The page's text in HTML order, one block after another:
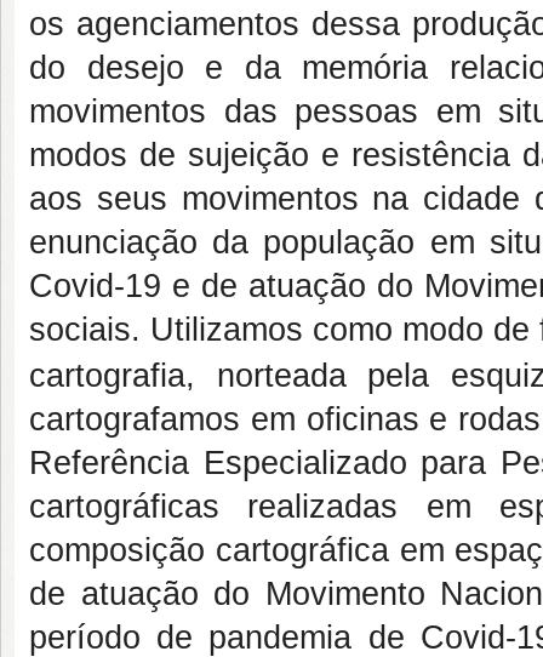
os agenciamentos dessa
do desejo e da memória
movimentos das pessoas em
modos de sujeição e resistência
aos seus movimentos na
enunciação da população em
Covid-19 e de atuação do
sociais. Utilizamos como modo
cartografia, norteada pela
cartografamos em oficinas e
Referência Especializado para
cartográficas realizadas em
composição cartográfica em
de atuação do Movimento
período de pandemia de Covid-